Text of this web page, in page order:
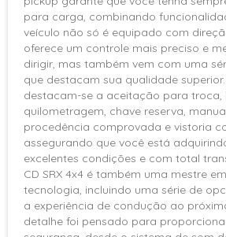
Banco
Air Bag de
frontais)
Alarme
Alça de
Controle
Controle
frenagem
Encosto
Freios ABS
Isofix
para carga, combinando
veículo não só é equipado com
oferece um controle mais preciso e
dirigir, mas também vem com uma
que destacam sua qualidade superior.
destacam-se a aceitação para troca,
quilometragem, chave reserva,
procedência comprovada e vistoria
assegurando que você está
excelentes condições e com total
CD SRX 4x4 é também uma mestre
tecnologia, incluindo uma série de
a experiência de condução ao
detalhe foi pensado para